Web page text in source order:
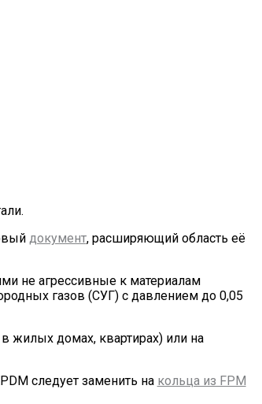
документ, расширяющий область её
не агрессивные к материалам
газов (СУГ) с давлением до 0,05
жилых домах, квартирах) или на
следует заменить на кольца из FPM